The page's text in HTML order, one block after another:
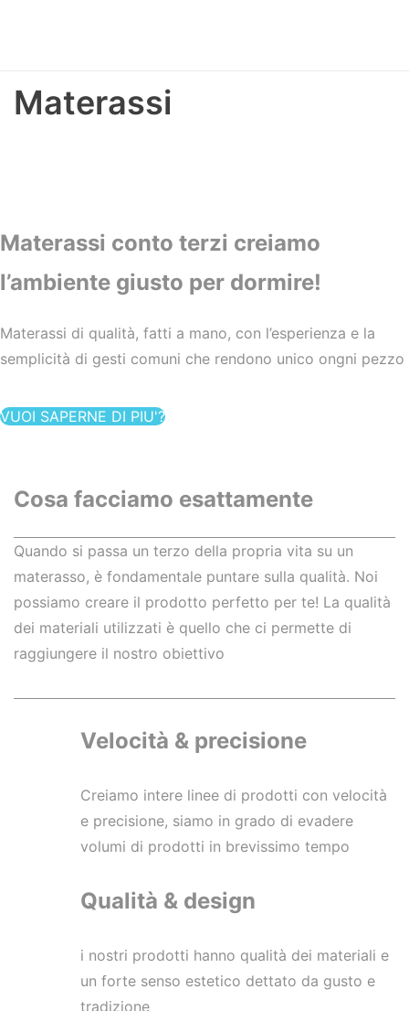
Materassi
Materassi conto terzi creiamo
l’ambiente giusto per dormire!
Materassi di qualità, fatti a mano, con l’esperienza e la
semplicità di gesti comuni che rendono unico ongni pezzo
VUOI SAPERNE DI PIU'?
Cosa facciamo esattamente
Quando si passa un terzo della propria vita su un
materasso, è fondamentale puntare sulla qualità. Noi
possiamo creare il prodotto perfetto per te! La qualità
dei materiali utilizzati è quello che ci permette di
raggiungere il nostro obiettivo
Velocità & precisione
Creiamo intere linee di prodotti con velocità
e precisione, siamo in grado di evadere
volumi di prodotti in brevissimo tempo
Qualità & design
i nostri prodotti hanno qualità dei materiali e
un forte senso estetico dettato da gusto e
tradizione